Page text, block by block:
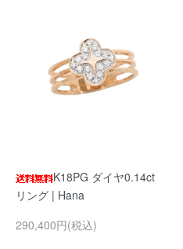
K18PG ダイヤ0.14ct
リング | Hana
290,400円(税込)